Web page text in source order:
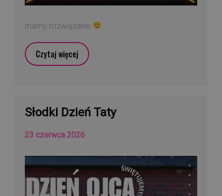
mamy rozwiązanie
Czytaj więcej
Słodki Dzień Taty
23 czerwca 2026